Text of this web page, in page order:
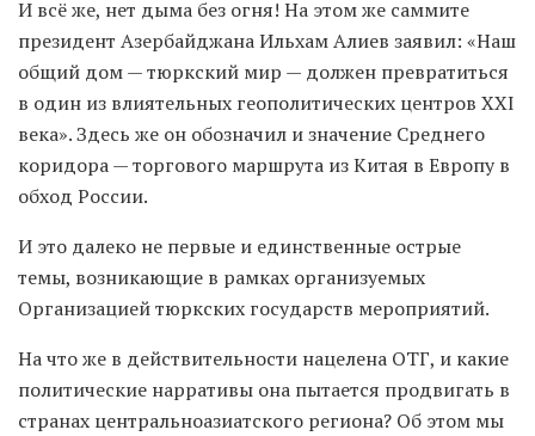
И всё же, нет дыма без огня! На этом же саммите
президент Азербайджана Ильхам Алиев заявил: «Наш
общий дом — тюркский мир — должен превратиться
в один из влиятельных геополитических центров XXI
века». Здесь же он обозначил и значение Среднего
коридора — торгового маршрута из Китая в Европу в
обход России.
И это далеко не первые и единственные острые
темы, возникающие в рамках организуемых
Организацией тюркских государств мероприятий.
На что же в действительности нацелена ОТГ, и какие
политические нарративы она пытается продвигать в
странах центральноазиатского региона? Об этом мы